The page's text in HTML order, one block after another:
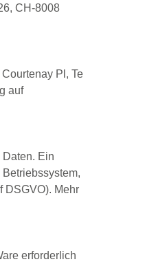
CH-8008
Pl, Te
auf
Ein
DSGVO). Mehr
erforderlich